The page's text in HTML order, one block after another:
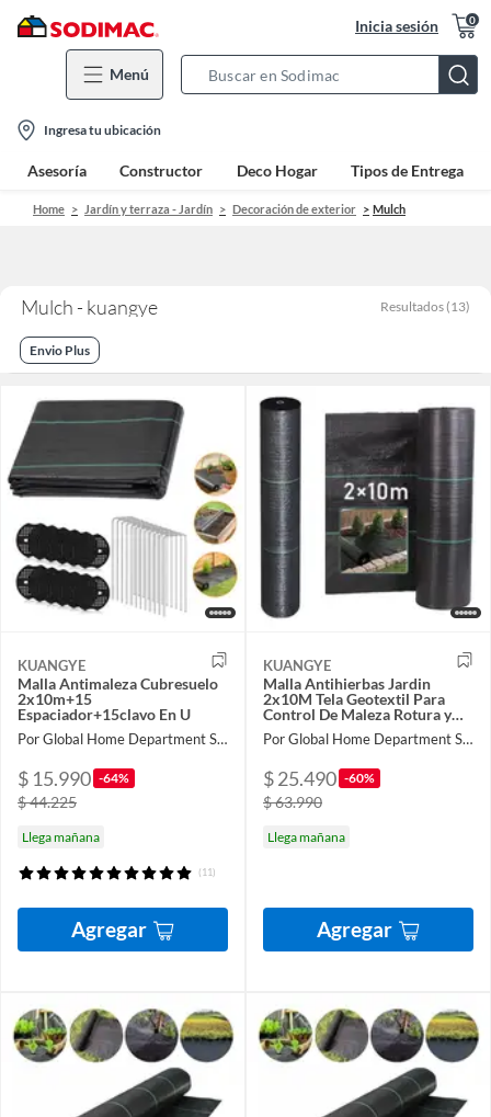
Inicia sesión 0
Menú
Bar
location-
icon
Ingresa tu ubicación
Asesoría Constructor Deco Hogar Tipos de Entrega
Home Jardín y terraza - Jardín Decoración de exterior Mulch
Mulch - kuangye Resultados (13)
Envio Plus
KUANGYE
Malla Antimaleza Cubresuelo
2x10m+15
Espaciador+15clavo En U
Por Global Home Department Store
$ 15.990 -64%
$ 44.225
Llega mañana
(11)
Agregar
KUANGYE
Malla Antihierbas Jardin
2x10M Tela Geotextil Para
Control De Maleza Rotura y
Estabilizada Contra UV
Por Global Home Department Store
$ 25.490 -60%
$ 63.990
Llega mañana
Agregar